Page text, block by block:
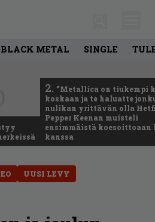
BLACK METAL SINGLE
2. ”Metallica on tiukempi
koskaan ja te haluatte
nulikan yrittävän olla
Pepper Keenan muisteli
ensimmäistä
kanssa
UUSI LEVY